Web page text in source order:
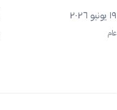
١٩ يونيو ٢٠٢٦
عام